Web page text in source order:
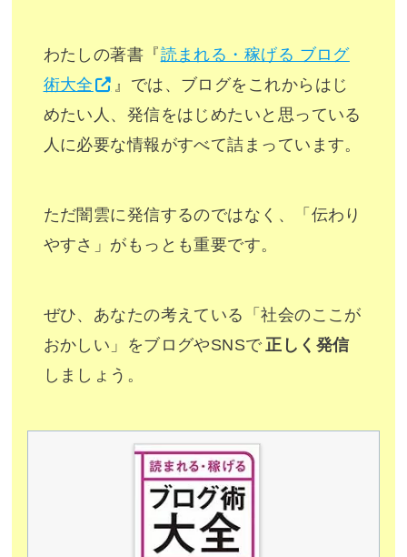
わたしの著書『読まれる・稼げる ブログ
術大全
』では、ブログをこれからはじ
めたい人、発信をはじめたいと思っている
人に必要な情報がすべて詰まっています。
ただ闇雲に発信するのではなく、「伝わり
やすさ」がもっとも重要です。
ぜひ、あなたの考えている「社会のここが
おかしい」をブログやSNSで正しく発信
しましょう。